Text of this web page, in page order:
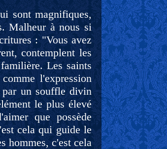
sont magnifiques,
Malheur à nous si
: "Vous avez
contemplent les
Les saints
l'expression
par un souffle divin
le plus élevé
que possède
cela qui guide le
hommes, c'est cela